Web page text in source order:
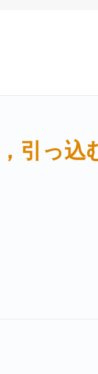
引っ込